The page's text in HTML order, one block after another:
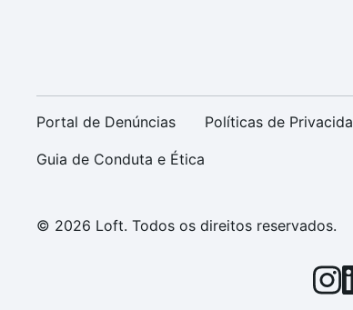
Portal de Denúncias Políticas de
Guia de Conduta e Ética
© 2026 Loft. Todos os direitos reservados.